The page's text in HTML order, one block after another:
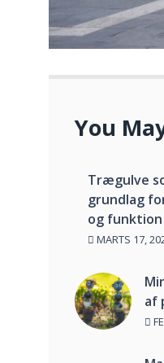
You
Trægulve
grundlag
og
MARTS 17,
af